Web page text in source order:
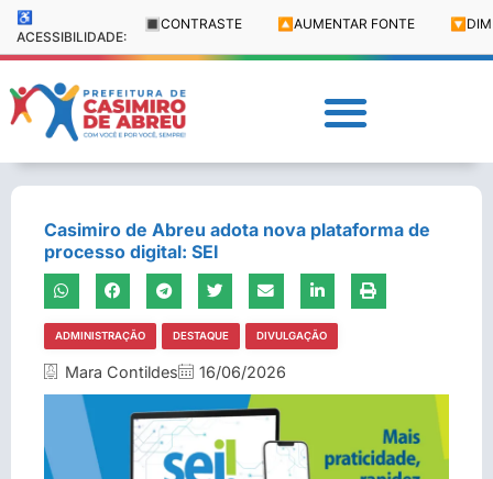
♿
ACESSIBILIDADE:
🔳 CONTRASTE 🔼 AUMENTAR FONTE 🔽
Casimiro de Abreu adota nova plataforma de
processo digital: SEI
ADMINISTRAÇÃO DESTAQUE DIVULGAÇÃO
Mara Contildes 16/06/2026